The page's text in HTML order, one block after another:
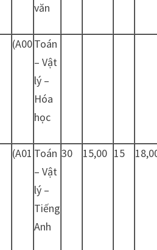
văn
(A00Toán
– Vật
lý –
Hóa
học
(A01 Toán
– Vật
lý –
Tiếng
Anh
30 15,00 15